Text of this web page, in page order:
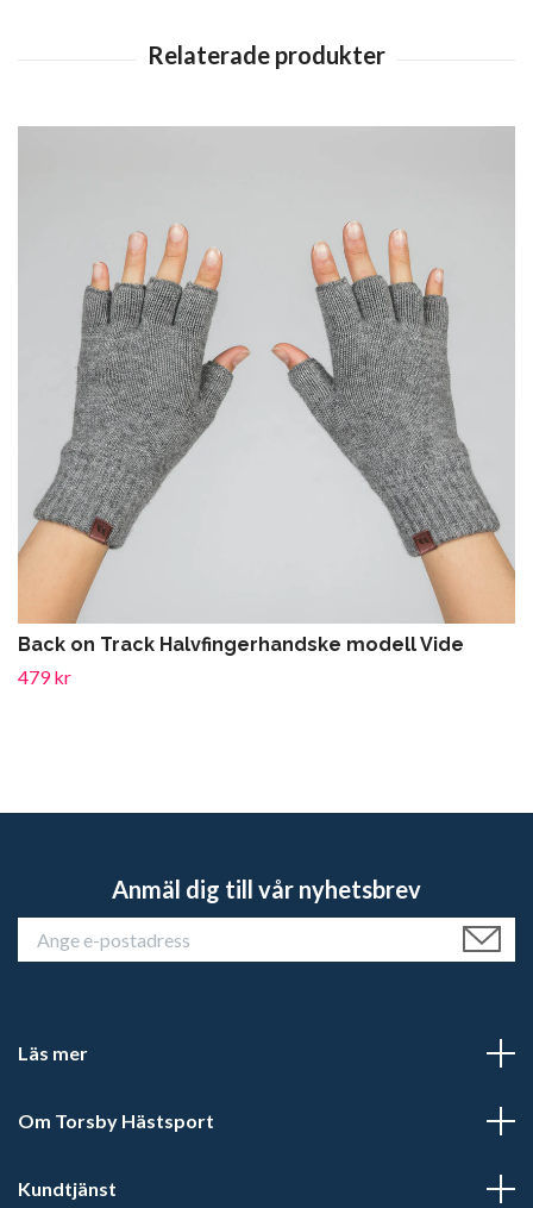
Back on Track Halvfingerhandske modell Vide
479 kr
Anmäl dig till vår nyhetsbrev
Läs mer
Om Torsby Hästsport
Kundtjänst